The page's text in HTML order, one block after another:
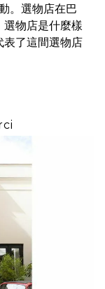
。 選物店在巴
物店是什麼樣
表了這間選物店